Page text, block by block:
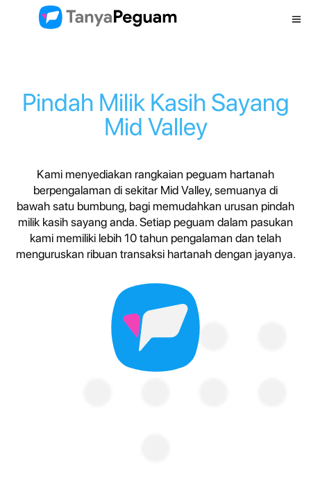
Pindah Milik Kasih Sayang
Mid Valley
Kami menyediakan rangkaian peguam hartanah
berpengalaman di sekitar Mid Valley, semuanya di
bawah satu bumbung, bagi memudahkan urusan pindah
milik kasih sayang anda. Setiap peguam dalam pasukan
kami memiliki lebih 10 tahun pengalaman dan telah
menguruskan ribuan transaksi hartanah dengan jayanya.